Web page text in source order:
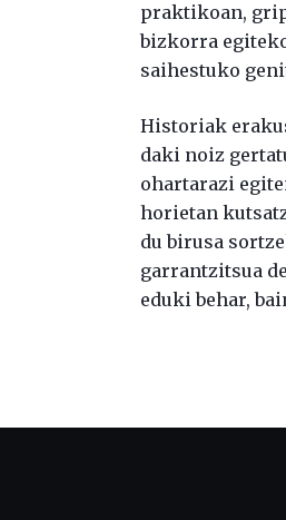
praktikoan,
bizkorra
saihestuko
Historiak
daki noiz
ohartarazi
horietan
du birusa
garrantzitsua
eduki behar,